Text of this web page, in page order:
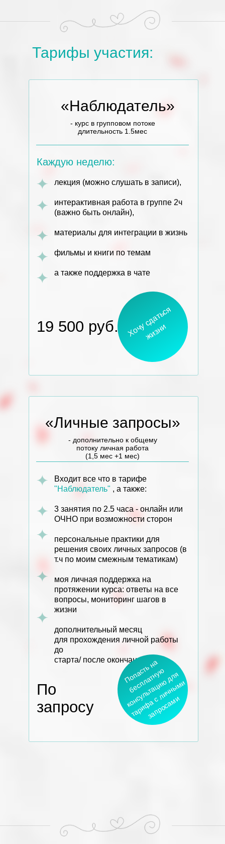
Тарифы участия:
лекция (можно слушать в записи),
интерактивная работа в группе 2ч
(важно быть онлайн),
материалы для интеграции в жизнь
фильмы и книги по темам
а также поддержка в чате
«Наблюдатель»
- курс в групповом потоке
длительность 1.5мес
Каждую неделю:
Х
о
ч
у
с
д
а
т
ь
с
я
ж
и
з
н
и
Входит все что в тарифе
"Наблюдатель" , а также:
3 занятия по 2.5 часа - онлайн или
ОЧНО при возможности сторон
персональные практики для
решения своих личных запросов (в
т.ч по моим смежным тематикам)
моя личная поддержка на
протяжении курса: ответы на все
вопросы, мониторинг шагов в
жизни
дополнительный месяц
для прохождения личной работы
до
старта/ после окончания курса
- дополнительно к общему
потоку личная работа
(1,5 мес +1 мес)
«Личные запросы»
По
запросу
П
о
п
а
с
т
ь
н
а
б
е
с
п
л
а
т
н
у
ю
к
о
н
с
у
л
ь
т
а
ц
и
ю
д
л
я
т
а
р
и
ф
а
с
л
и
ч
н
ы
м
и
з
а
п
р
о
с
а
м
и
19 500 руб.